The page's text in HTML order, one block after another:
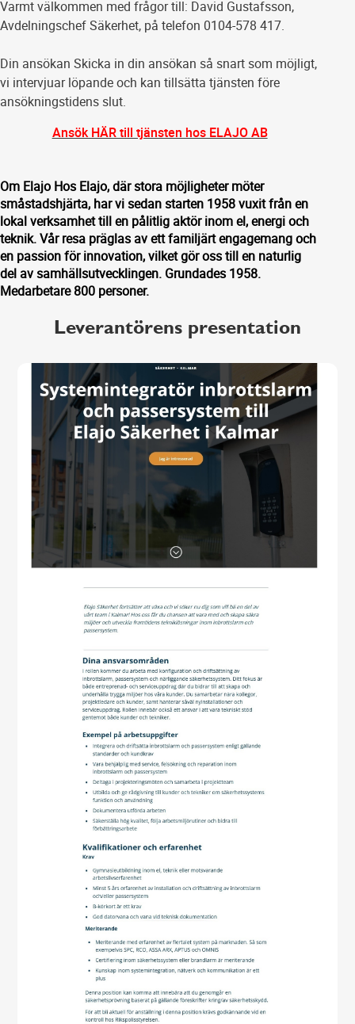
Varmt välkommen med frågor till: David Gustafsson,
Avdelningschef Säkerhet, på telefon 0104-578 417.
Din ansökan Skicka in din ansökan så snart som möjligt,
vi intervjuar löpande och kan tillsätta tjänsten före
ansökningstidens slut.
Ansök HÄR till tjänsten hos ELAJO AB
Om Elajo Hos Elajo, där stora möjligheter möter
småstadshjärta, har vi sedan starten 1958 vuxit från en
lokal verksamhet till en pålitlig aktör inom el, energi och
teknik. Vår resa präglas av ett familjärt engagemang och
en passion för innovation, vilket gör oss till en naturlig
del av samhällsutvecklingen. Grundades 1958.
Medarbetare 800 personer.
Leverantörens presentation